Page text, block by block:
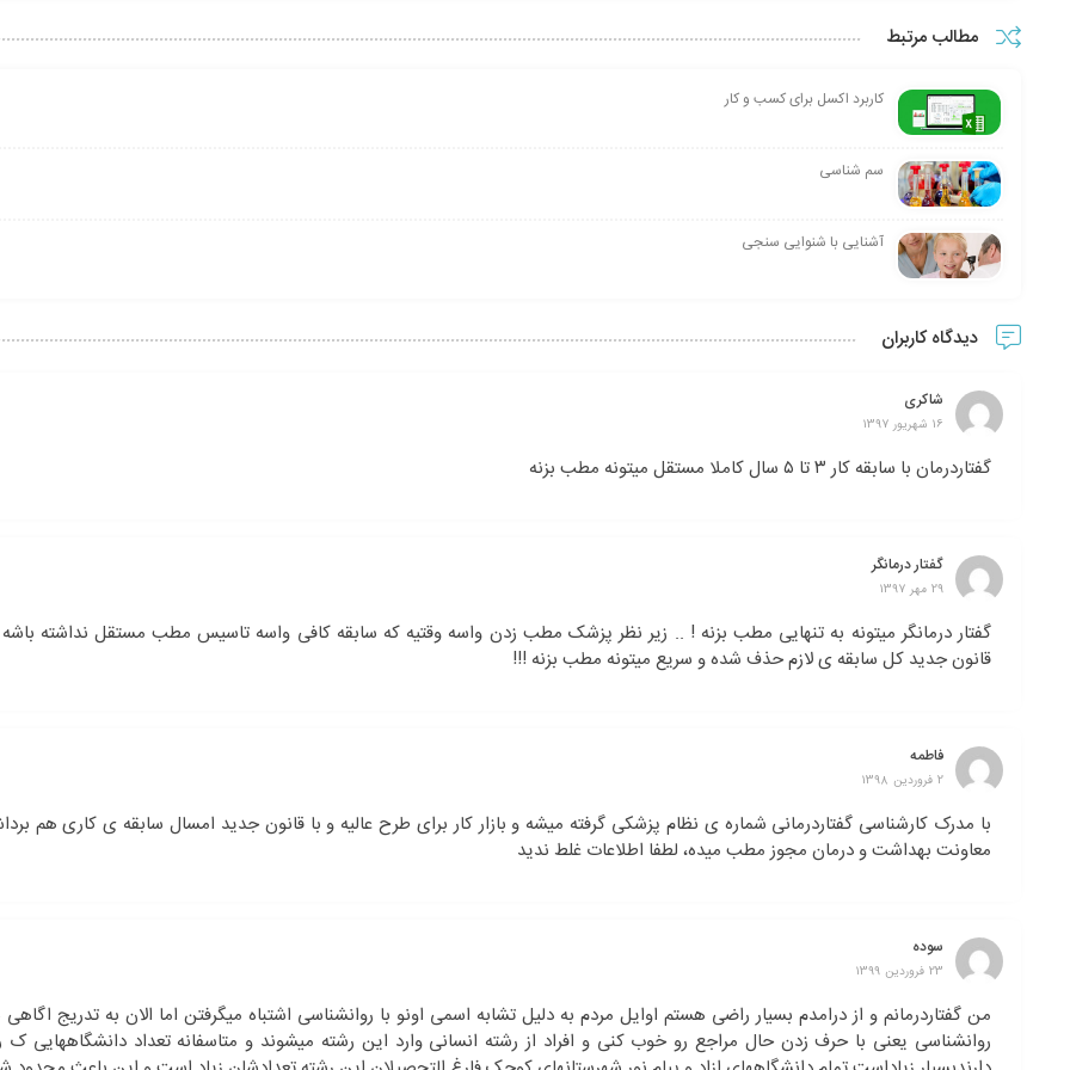
مطالب مرتبط
کاربرد اکسل برای کسب و کار
سم شناسی
آشنایی با شنوایی سنجی
دیدگاه کاربران
شاکری
16 شهریور 1397
گفتاردرمان با سابقه کار ۳ تا ۵ سال کاملا مستقل میتونه مطب بزنه
گفتار درمانگر
29 مهر 1397
گفتار درمانگر میتونه به تنهایی مطب بزنه ! .. زیر نظر پزشک مطب زدن واسه وقتیه که سابقه کافی واسه تاسیس مطب مستقل نداشته باشه
قانون جدید کل سابقه ی لازم حذف شده و سریع میتونه مطب بزنه !!!
فاطمه
2 فروردین 1398
با مدرک کارشناسی گفتاردرمانی شماره ی نظام پزشکی گرفته میشه و بازار کار برای طرح عالیه و با قانون جدید امسال سابقه ی کاری هم
معاونت بهداشت و درمان مجوز مطب میده، لطفا اطلاعات غلط ندید
سوده
23 فروردین 1399
من گفتاردرمانم و از درامدم بسیار راضی هستم اوایل مردم به دلیل تشابه اسمی اونو با روانشناسی اشتباه میگرفتن اما الان به تدریج
روانشناسی یعنی با حرف زدن حال مراجع رو خوب کنی و افراد از رشته انسانی وارد این رشته میشوند و متاسفانه تعداد دانشگاههایی ک